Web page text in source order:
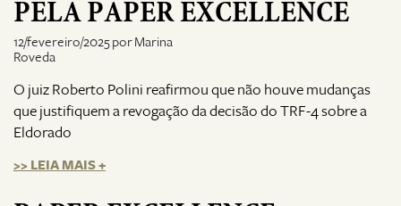
PELA PAPER EXCELLENCE
12/fevereiro/2025 por Marina
Roveda
O juiz Roberto Polini reafirmou que não houve mudanças
que justifiquem a revogação da decisão do TRF-4 sobre a
Eldorado
>> LEIA MAIS +